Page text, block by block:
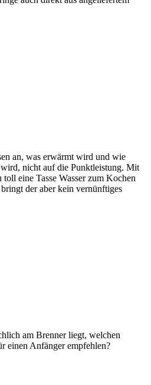
an, was erwärmt wird und wie
nicht auf die Punktleistung. Mit
eine Tasse Wasser zum Kochen
der aber kein vernünftiges
am Brenner liegt, welchen
einen Anfänger empfehlen?